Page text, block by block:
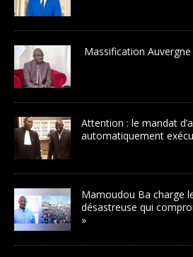
Massification
Attention : le mandat
automatiquement
Mamoudou Ba charge
désastreuse qui
»